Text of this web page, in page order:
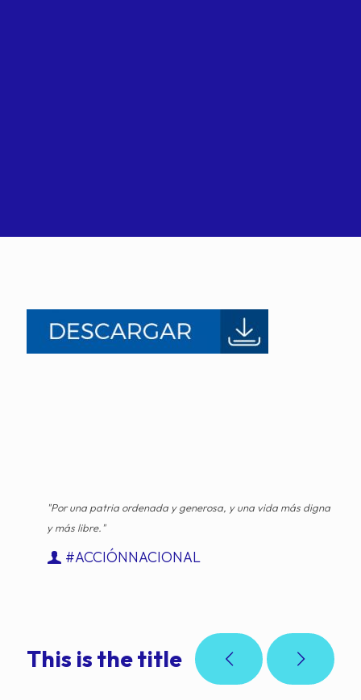
"Por una patria ordenada y generosa, y una vida más digna
y más libre."
#ACCIÓNNACIONAL
This is the title